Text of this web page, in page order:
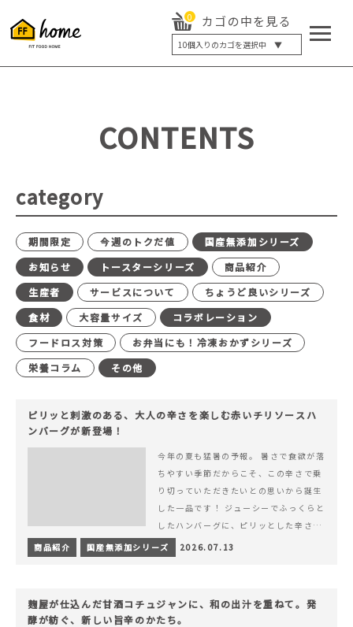
0 カゴの中を見る
10個入りのカゴを選択中 ▼
5個入り
20個入り
最大12%OFF
CONTENTS
category
期間限定 今週のトクだ値
国産無添加シリーズ
お知らせ
トースターシリーズ
商品紹介
生産者
サービスについて
ちょうど良いシリーズ
食材
大容量サイズ
コラボレーション
フードロス対策
お弁当にも！冷凍おかずシリーズ
栄養コラム
その他
ピリッと刺激のある、大人の辛さを楽しむ赤いチリソースハ
ンバーグが新登場！
今年の夏も猛暑の予報。 暑さで食欲が落
ちやすい季節だからこそ、この辛さで乗
り切っていただきたいとの思いから誕生
した一品です！ ジューシーでふっくらと
したハンバーグに、ピリッとした辛さと
コク深い旨みが楽しめる特製チリソース
&hellip; 続きを読む ピリッと刺激のあ
商品紹介 国産無添加シリーズ 2026.07.13
麹屋が仕込んだ甘酒コチュジャンに、和の出汁を重ねて。発
酵が紡ぐ、新しい旨辛のかたち。